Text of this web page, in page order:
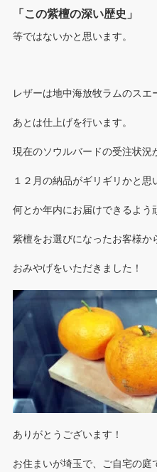
「この紫檀の深い歴史」
等ではないかと思います。
レザーは地中海放牧ラムのスエ
あとは仕上げを行います。
現在のソウルバードの受注状況
１２月の納品がギリギリかと思
何とか年内にお届けできるよう
紫檀をお選びになったお客様か
おみやげをいただきました！
ありがとうございます！
お住まいが埼玉で、ご自宅の庭